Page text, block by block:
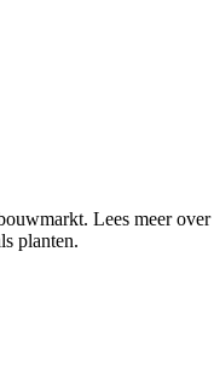
Lees meer over
planten.